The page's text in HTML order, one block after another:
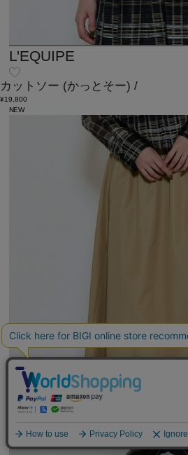
L'EQUIPE
カットソー (かっとそー) /
¥19,800
NEW